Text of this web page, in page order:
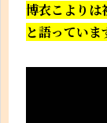
博衣こよりは
と語っていま